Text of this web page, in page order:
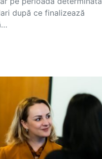
după ce finalizează